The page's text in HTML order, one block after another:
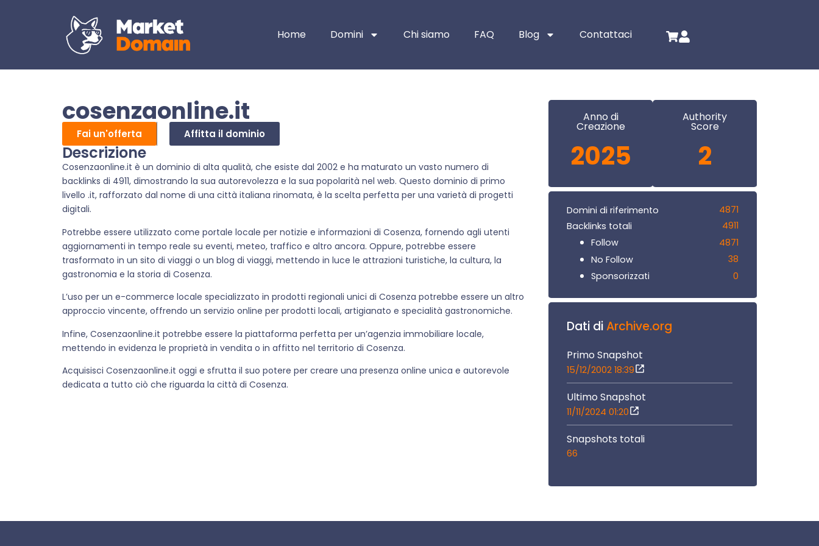
Home Domini Chi siamo FAQ Blog Contattaci
cosenzaonline.it
Fai un'offerta Affitta il dominio
Descrizione
Cosenzaonline.it è un dominio di alta qualità, che esiste dal 2002 e ha maturato un vasto numero di
backlinks di 4911, dimostrando la sua autorevolezza e la sua popolarità nel web. Questo dominio di primo
livello .it, rafforzato dal nome di una città italiana rinomata, è la scelta perfetta per una varietà di progetti
digitali.
Potrebbe essere utilizzato come portale locale per notizie e informazioni di Cosenza, fornendo agli utenti
aggiornamenti in tempo reale su eventi, meteo, traffico e altro ancora. Oppure, potrebbe essere
trasformato in un sito di viaggi o un blog di viaggi, mettendo in luce le attrazioni turistiche, la cultura, la
gastronomia e la storia di Cosenza.
L’uso per un e-commerce locale specializzato in prodotti regionali unici di Cosenza potrebbe essere un altro
approccio vincente, offrendo un servizio online per prodotti locali, artigianato e specialità gastronomiche.
Infine, Cosenzaonline.it potrebbe essere la piattaforma perfetta per un’agenzia immobiliare locale,
mettendo in evidenza le proprietà in vendita o in affitto nel territorio di Cosenza.
Acquisisci Cosenzaonline.it oggi e sfrutta il suo potere per creare una presenza online unica e autorevole
dedicata a tutto ciò che riguarda la città di Cosenza.
Anno di
Creazione
2025
Authority
Score
2
Domini di riferimento
4871
Backlinks totali
4911
Follow
4871
No Follow
38
Sponsorizzati
0
Dati diArchive.org
Primo Snapshot
15/12/2002 18:39
Ultimo Snapshot
11/11/2024 01:20
Snapshots totali
66